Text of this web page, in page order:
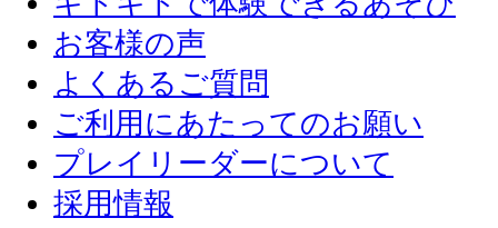
お客様の声
よくあるご質問
ご利用にあたってのお願い
プレイリーダーについて
採用情報